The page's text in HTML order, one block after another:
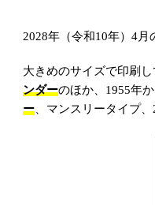
2028年（令和10年）4月
大きめのサイズで印刷
ンダーのほか、1955年
ー 、マンスリータイプ